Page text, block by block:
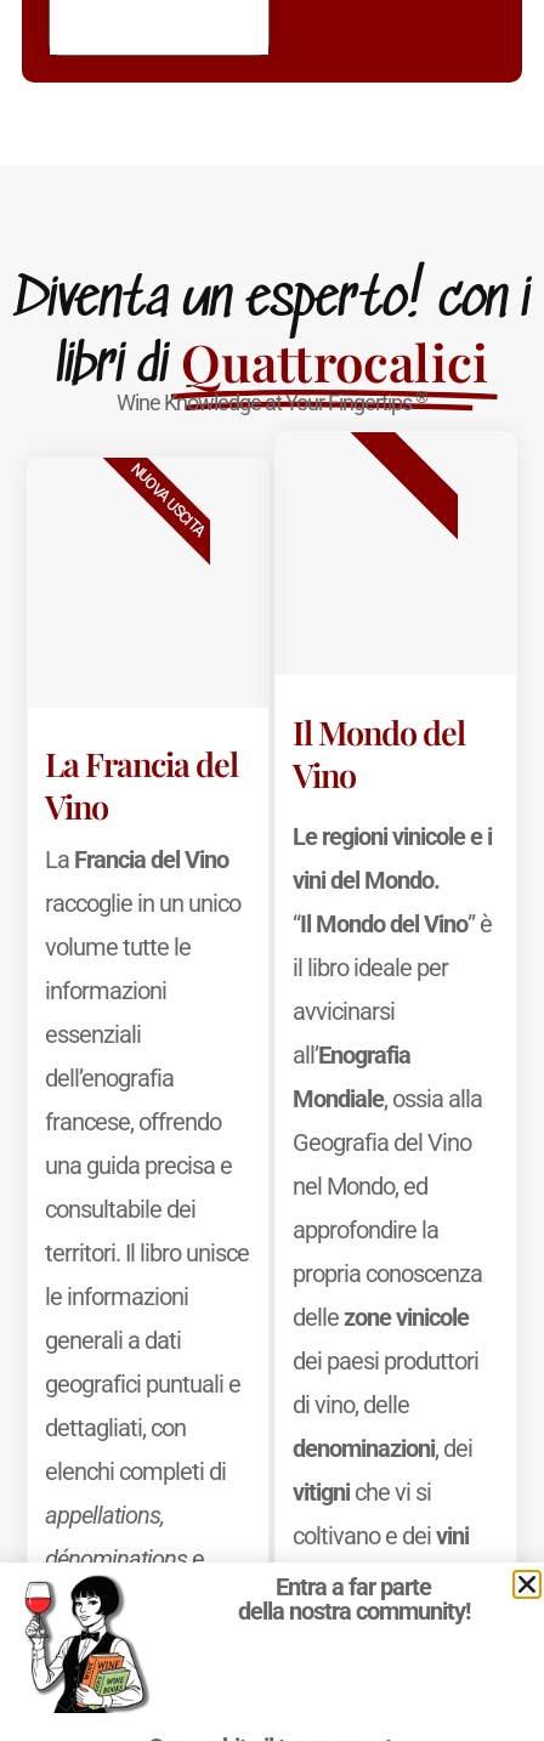
Diventa un esperto! con i
libri di Quattrocalici
Wine Knowledge at Your Fingertips®
La Francia del
Vino
La Francia del Vino
raccoglie in un unico
volume tutte le
informazioni
essenziali
dell’enografia
francese, offrendo
una guida precisa e
consultabile dei
territori. Il libro unisce
le informazioni
generali a dati
geografici puntuali e
dettagliati, con
elenchi completi di
appellations,
dénominationse
classements
una sintesi chiara
delle principali
caratteristiche
NUOVA USCITA
Il Mondo del
Vino
Le regioni vinicole e i
vini del Mondo.
“Il Mondo del Vino” è
il libro ideale per
avvicinarsi
all’Enografia
Mondiale, ossia alla
Geografia del Vino
nel Mondo, ed
approfondire la
propria conoscenza
dellezone vinicole
dei paesi produttori
di vino, delle
denominazioni, dei
vitigniche vi si
coltivano e deivini
che vi si producono.
BESTSELLER
Entra a far parte
della nostra community!